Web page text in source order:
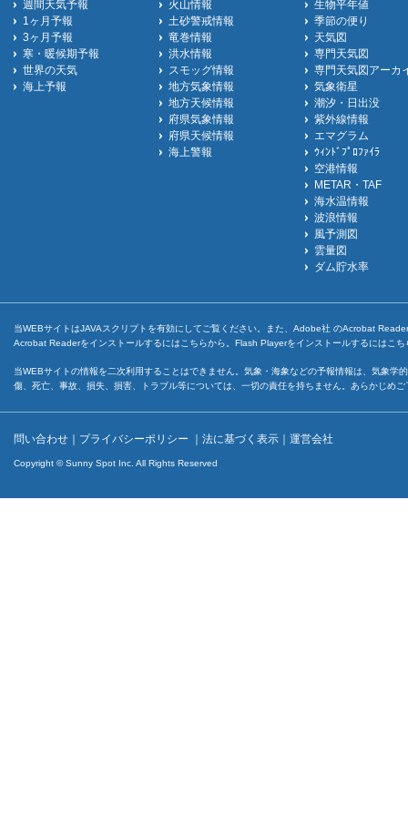
週間天気予報
1ヶ月予報
3ヶ月予報
寒・暖候期予報
世界の天気
海上予報
火山情報
土砂警戒情報
竜巻情報
洪水情報
スモッグ情報
地方気象情報
地方天候情報
府県気象情報
府県天候情報
海上警報
生物平年値
季節の便り
天気図
専門天気図
専門天気図アーカ
気象衛星
潮汐・日出没
紫外線情報
エマグラム
ｳｨﾝﾄﾞﾌﾟﾛﾌｧｲﾗ
空港情報
METAR・TAF
海水温情報
波浪情報
風予測図
雲量図
ダム貯水率
当WEBサイトはJAVAスクリプトを有効にしてご覧ください。また、Adobe社 のAcrobat
Acrobat Readerをインストールするには こちらから。Flash Playerをインストールするには こち
当WEBサイトの情報を二次利用することはできません。気象・海象などの予報情報は、気象
傷、死亡、事故、損失、損害、トラブル等については、一切の責任を持ちません。あらかじめ
問い合わせ ｜ プライバシーポリシー ｜ 法に基づく表示 ｜ 運営会社
Copyright © Sunny Spot Inc. All Rights Reserved